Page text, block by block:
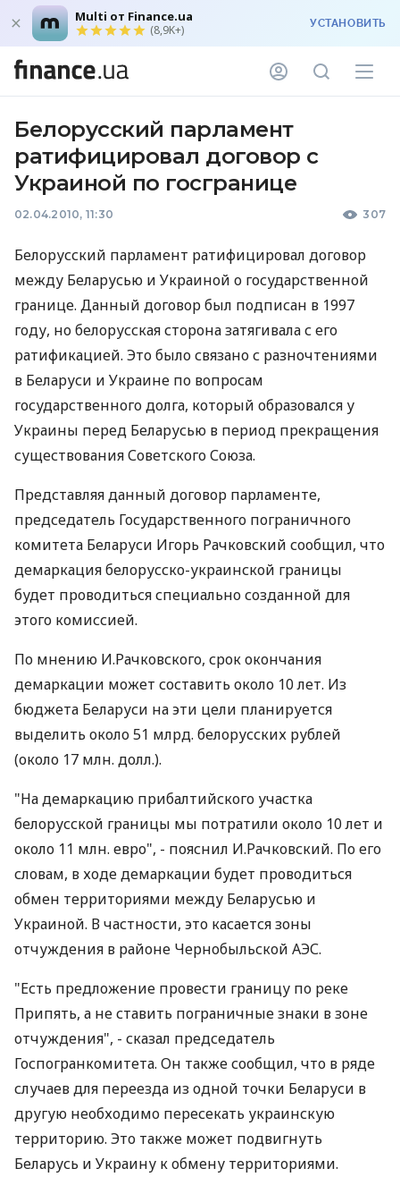
Multi от Finance.ua
(8,9K+) УСТАНОВИТЬ
Белорусский парламент
ратифицировал договор с
Украиной по госгранице
02.04.2010, 11:30 307
Белорусский парламент ратифицировал договор
между Беларусью и Украиной о государственной
границе. Данный договор был подписан в 1997
году, но белорусская сторона затягивала с его
ратификацией. Это было связано с разночтениями
в Беларуси и Украине по вопросам
государственного долга, который образовался у
Украины перед Беларусью в период прекращения
существования Советского Союза.
Представляя данный договор парламенте,
председатель Государственного пограничного
комитета Беларуси Игорь Рачковский сообщил, что
демаркация белорусско-украинской границы
будет проводиться специально созданной для
этого комиссией.
По мнению И.Рачковского, срок окончания
демаркации может составить около 10 лет. Из
бюджета Беларуси на эти цели планируется
выделить около 51 млрд. белорусских рублей
(около 17 млн. долл.).
"На демаркацию прибалтийского участка
белорусской границы мы потратили около 10 лет и
около 11 млн. евро", - пояснил И.Рачковский. По его
словам, в ходе демаркации будет проводиться
обмен территориями между Беларусью и
Украиной. В частности, это касается зоны
отчуждения в районе Чернобыльской АЭС.
"Есть предложение провести границу по реке
Припять, а не ставить пограничные знаки в зоне
отчуждения", - сказал председатель
Госпогранкомитета. Он также сообщил, что в ряде
случаев для переезда из одной точки Беларуси в
другую необходимо пересекать украинскую
территорию. Это также может подвигнуть
Беларусь и Украину к обмену территориями.